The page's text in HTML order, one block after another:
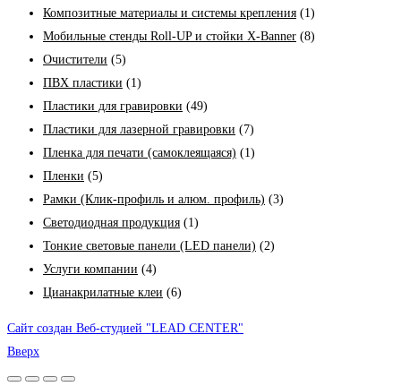
Композитные материалы и системы крепления (1)
Мобильные стенды Roll-UP и стойки X-Banner (8)
Очистители (5)
ПВХ пластики (1)
Пластики для гравировки (49)
Пластики для лазерной гравировки (7)
Пленка для печати (самоклеящаяся) (1)
Пленки (5)
Рамки (Клик-профиль и алюм. профиль) (3)
Светодиодная продукция (1)
Тонкие световые панели (LED панели) (2)
Услуги компании (4)
Цианакрилатные клеи (6)
Сайт создан Веб-студией "LEAD CENTER"
Вверх